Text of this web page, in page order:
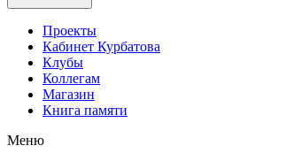
Проекты
Кабинет Курбатова
Клубы
Коллегам
Магазин
Книга памяти
Меню